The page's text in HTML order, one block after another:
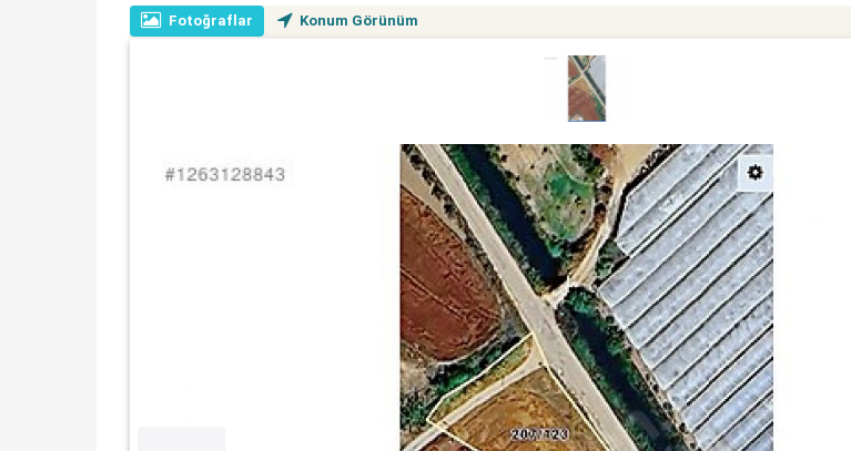
Fotoğraflar Konum Görünüm